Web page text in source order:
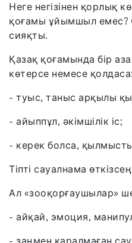
Неге негізінен қорлық
қоғамы ұйымшыл емес?
сияқты.
Қазақ қоғамында бір
көтерсе немесе қолдаса:
- туыс, таныс арқылы
- айыппұл, әкімшілік іс;
- керек болса,
Тіпті сауалнама
Ал «зооқорғаушылар»
- айқай, эмоция,